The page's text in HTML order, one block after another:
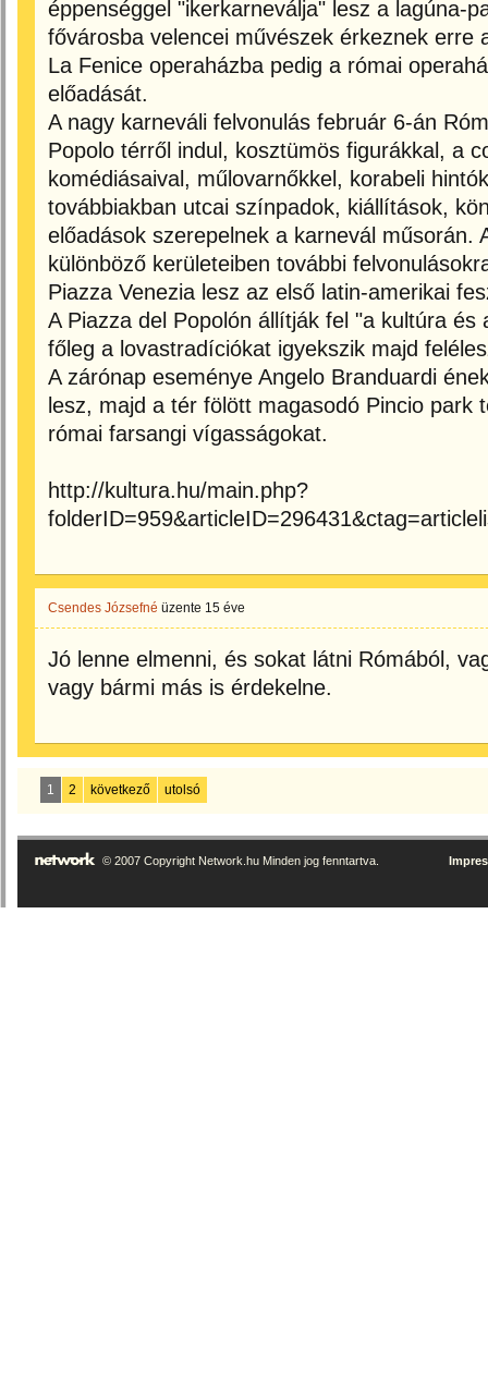
éppenséggel "ikerkarneválja" lesz a lagúna-
fővárosba velencei művészek érkeznek erre
La Fenice operaházba pedig a római
előadását.
A nagy karneváli felvonulás február 6-án
Popolo térről indul, kosztümös figurákkal, a
komédiásaival, műlovarnőkkel, korabeli
továbbiakban utcai színpadok, kiállítások,
előadások szerepelnek a karnevál műsorán.
különböző kerületeiben további
Piazza Venezia lesz az első latin-amerikai
A Piazza del Popolón állítják fel "a kultúra és
főleg a lovastradíciókat igyekszik majd
A zárónap eseménye Angelo Branduardi
lesz, majd a tér fölött magasodó Pincio park
római farsangi vígasságokat.
http://kultura.hu/main.php?
Csendes Józsefné üzente 15 éve
Jó lenne elmenni, és sokat látni Rómából,
vagy bármi más is érdekelne.
1 2 következő utolsó
© 2007 Copyright Network.hu Minden jog fenntartva.